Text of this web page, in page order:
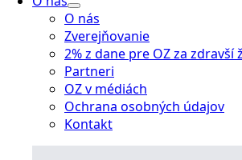
O nás
Zverejňovanie
2% z dane pre OZ za zdravší
Partneri
OZ v médiách
Ochrana osobných údajov
Kontakt